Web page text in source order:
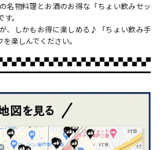
名物料理とお酒のお得な「ちょい飲みセッ
。
、しかもお得に楽しめる♪「ちょい飲み手
楽しんでください。